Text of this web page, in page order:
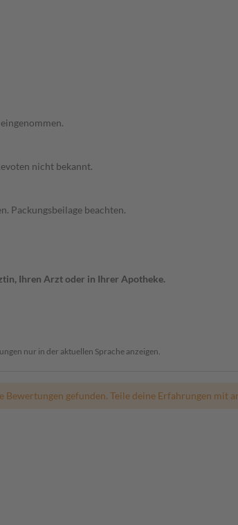
nicht bekannt.
Packungsbeilage beachten.
Ihren Arzt oder in Ihrer Apotheke.
nur in der aktuellen Sprache anzeigen.
Bewertungen gefunden. Teile deine Erfahrungen mit